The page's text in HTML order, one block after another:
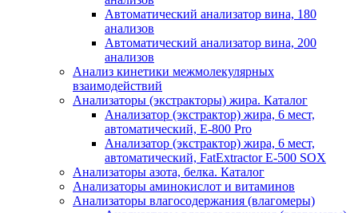
Автоматический анализатор вина, 180
анализов
Автоматический анализатор вина, 200
анализов
Анализ кинетики межмолекулярных
взаимодействий
Анализаторы (экстракторы) жира. Каталог
Анализатор (экстрактор) жира, 6 мест,
автоматический, E-800 Pro
Анализатор (экстрактор) жира, 6 мест,
автоматический, FatExtractor E-500 SOX
Анализаторы азота, белка. Каталог
Анализаторы аминокислот и витаминов
Анализаторы влагосодержания (влагомеры)